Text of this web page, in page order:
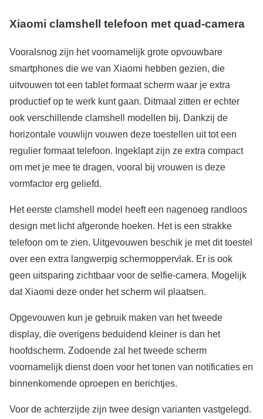
Xiaomi clamshell telefoon met quad-camera
Vooralsnog zijn het voornamelijk grote opvouwbare
smartphones die we van Xiaomi hebben gezien, die
uitvouwen tot een tablet formaat scherm waar je extra
productief op te werk kunt gaan. Ditmaal zitten er echter
ook verschillende clamshell modellen bij. Dankzij de
horizontale vouwlijn vouwen deze toestellen uit tot een
regulier formaat telefoon. Ingeklapt zijn ze extra compact
om met je mee te dragen, vooral bij vrouwen is deze
vormfactor erg geliefd.
Het eerste clamshell model heeft een nagenoeg randloos
design met licht afgeronde hoeken. Het is een strakke
telefoon om te zien. Uitgevouwen beschik je met dit toestel
over een extra langwerpig schermoppervlak. Er is ook
geen uitsparing zichtbaar voor de selfie-camera. Mogelijk
dat Xiaomi deze onder het scherm wil plaatsen.
Opgevouwen kun je gebruik maken van het tweede
display, die overigens beduidend kleiner is dan het
hoofdscherm. Zodoende zal het tweede scherm
voornamelijk dienst doen voor het tonen van notificaties en
binnenkomende oproepen en berichtjes.
Voor de achterzijde zijn twee design varianten vastgelegd.